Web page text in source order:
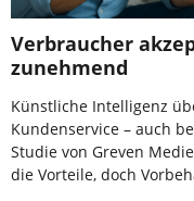
Verbraucher
zunehmend
Künstliche Intelligenz
Kundenservice – auch
Studie von Greven
die Vorteile, doch